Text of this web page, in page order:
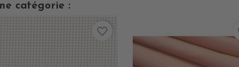
catégorie :
favorite_border